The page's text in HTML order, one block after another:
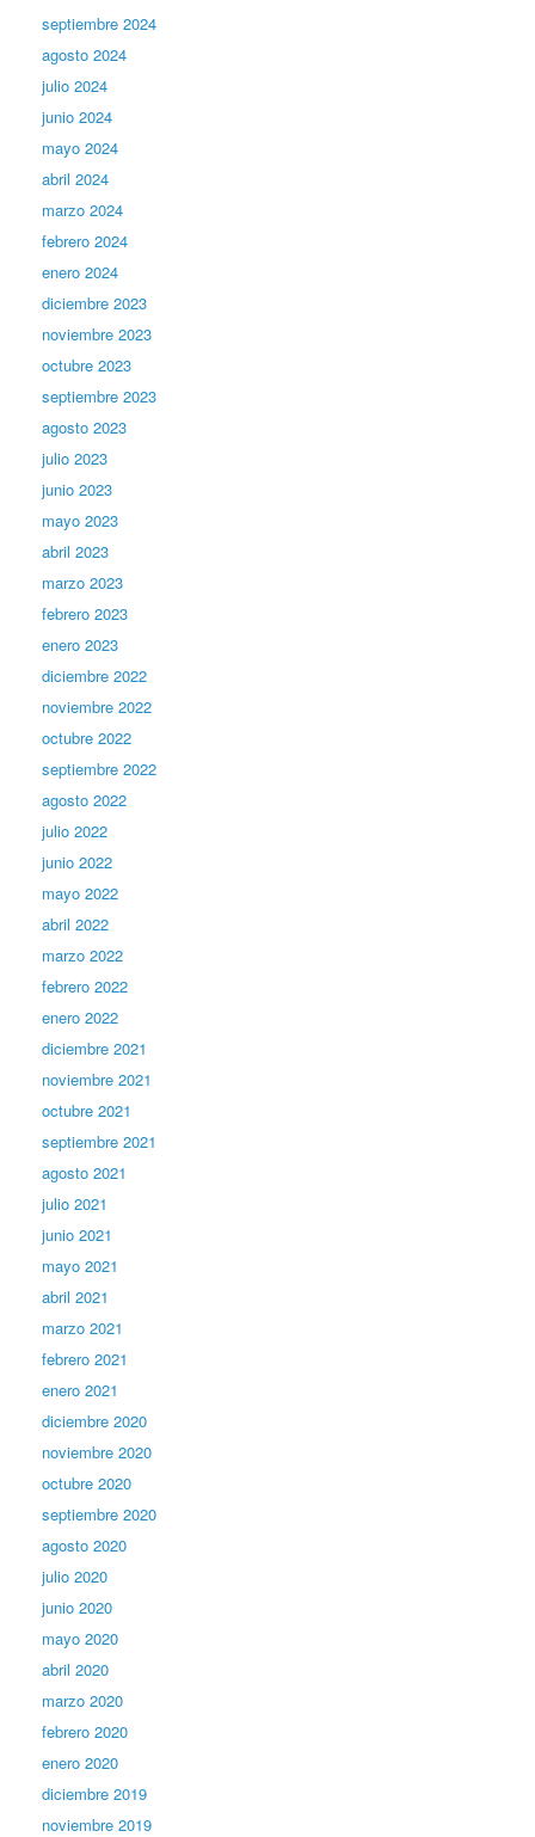
septiembre 2024
agosto 2024
julio 2024
junio 2024
mayo 2024
abril 2024
marzo 2024
febrero 2024
enero 2024
diciembre 2023
noviembre 2023
octubre 2023
septiembre 2023
agosto 2023
julio 2023
junio 2023
mayo 2023
abril 2023
marzo 2023
febrero 2023
enero 2023
diciembre 2022
noviembre 2022
octubre 2022
septiembre 2022
agosto 2022
julio 2022
junio 2022
mayo 2022
abril 2022
marzo 2022
febrero 2022
enero 2022
diciembre 2021
noviembre 2021
octubre 2021
septiembre 2021
agosto 2021
julio 2021
junio 2021
mayo 2021
abril 2021
marzo 2021
febrero 2021
enero 2021
diciembre 2020
noviembre 2020
octubre 2020
septiembre 2020
agosto 2020
julio 2020
junio 2020
mayo 2020
abril 2020
marzo 2020
febrero 2020
enero 2020
diciembre 2019
noviembre 2019